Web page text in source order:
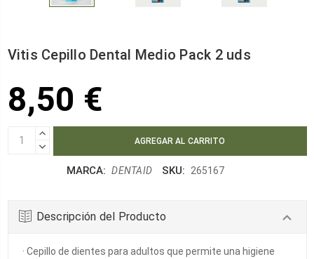
Vitis Cepillo Dental Medio Pack 2 uds
8,50 €
AUMENTAR
CANTIDAD:
DISMINUIR
MARCA: DENTAID SKU: 265167
Descripción del Producto
· Cepillo de dientes para adultos que permite una higiene